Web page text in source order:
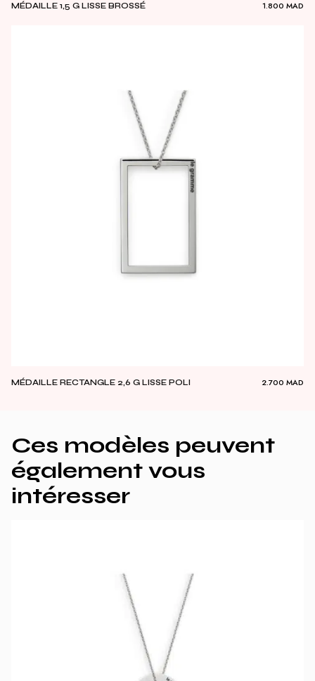
MÉDAILLE 1,5 G LISSE BROSSÉ 1.800 MAD
MÉDAILLE RECTANGLE 2,6 G LISSE POLI 2.700 MAD
Ces modèles peuvent
également vous
intéresser